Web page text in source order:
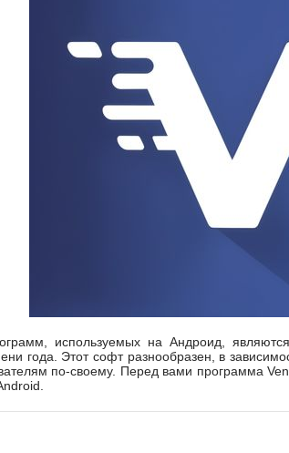
используемых на Андроид,
года. Этот софт разнообразен, в
по-своему. Перед вами программа